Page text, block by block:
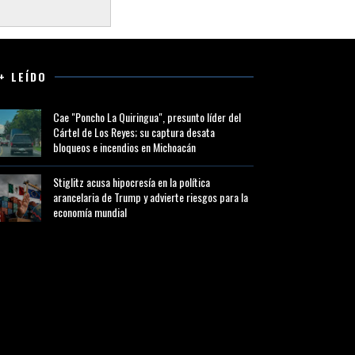
LEÍDO
Cae "Poncho La Quiringua", presunto líder del
Cártel de Los Reyes; su captura desata
bloqueos e incendios en Michoacán
Stiglitz acusa hipocresía en la política
arancelaria de Trump y advierte riesgos para la
economía mundial